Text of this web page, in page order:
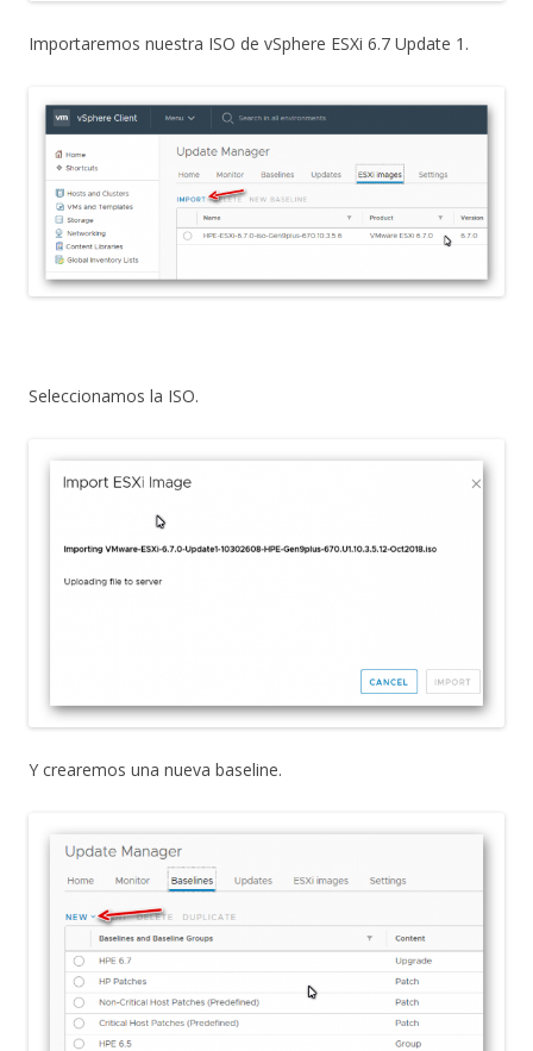
Importaremos nuestra ISO de vSphere ESXi 6.7 Update 1.
Seleccionamos la ISO.
Y crearemos una nueva baseline.